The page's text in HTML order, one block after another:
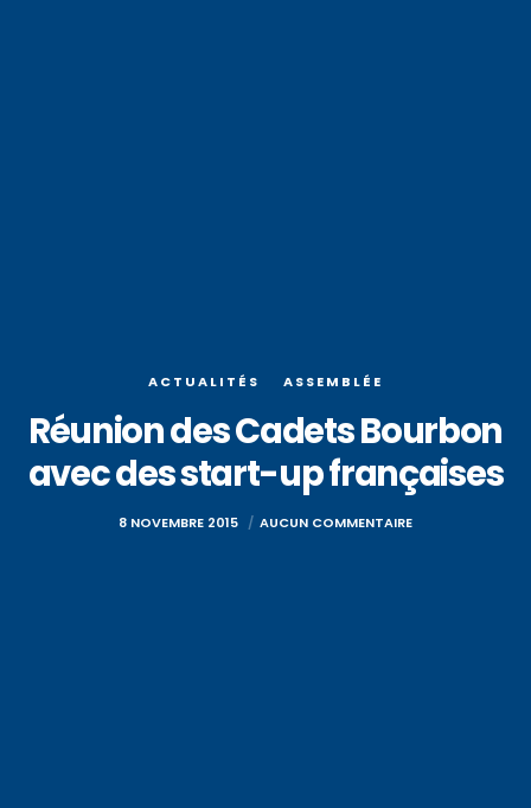
ACTUALITÉS ASSEMBLÉE
Réunion des Cadets Bourbon
avec des start-up françaises
8 NOVEMBRE 2015 AUCUN COMMENTAIRE